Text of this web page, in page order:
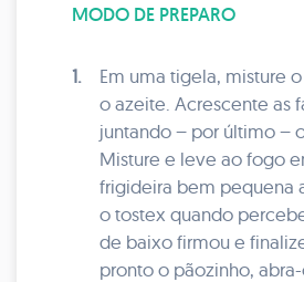
MODO DE PREPARO
1.
Em uma tigela, misture
o azeite. Acrescente as
juntando – por último –
Misture e leve ao fogo
frigideira bem pequena
o tostex quando
de baixo firmou e
pronto o pãozinho,